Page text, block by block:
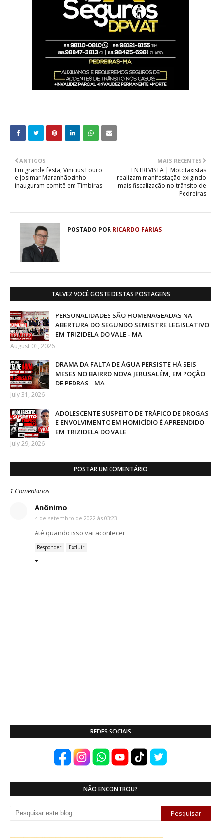
MAIS RECENTES
ENTREVISTA | Mototaxistas
realizam manifestação exigindo
mais fiscalização no trânsito de
Pedreiras
ANTIGOS
Em grande festa, Vinicius Louro
e Josimar Maranhãozinho
inauguram comitê em Timbiras
POSTADO POR RICARDO FARIAS
TALVEZ VOCÊ GOSTE DESTAS POSTAGENS
PERSONALIDADES SÃO HOMENAGEADAS NA
ABERTURA DO SEGUNDO SEMESTRE LEGISLATIVO
EM TRIZIDELA DO VALE - MA
August 03, 2026
DRAMA DA FALTA DE ÁGUA PERSISTE HÁ SEIS
MESES NO BAIRRO NOVA JERUSALÉM, EM POÇÃO
DE PEDRAS - MA
July 31, 2026
ADOLESCENTE SUSPEITO DE TRÁFICO DE DROGAS
E ENVOLVIMENTO EM HOMICÍDIO É APREENDIDO
EM TRIZIDELA DO VALE
July 29, 2026
POSTAR UM COMENTÁRIO
1 Comentários
Anônimo
4 de setembro de 2022 às 03:23
Até quando isso vai acontecer
Responder Excluir
REDES SOCIAIS
NÃO ENCONTROU?